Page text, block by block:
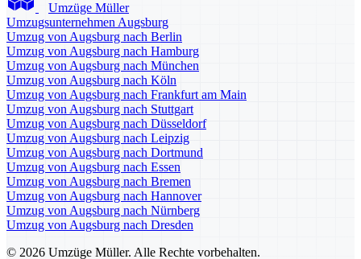
Umzüge Müller
Umzugsunternehmen Augsburg
Umzug von Augsburg nach Berlin
Umzug von Augsburg nach Hamburg
Umzug von Augsburg nach München
Umzug von Augsburg nach Köln
Umzug von Augsburg nach Frankfurt am Main
Umzug von Augsburg nach Stuttgart
Umzug von Augsburg nach Düsseldorf
Umzug von Augsburg nach Leipzig
Umzug von Augsburg nach Dortmund
Umzug von Augsburg nach Essen
Umzug von Augsburg nach Bremen
Umzug von Augsburg nach Hannover
Umzug von Augsburg nach Nürnberg
Umzug von Augsburg nach Dresden
© 2026 Umzüge Müller. Alle Rechte vorbehalten.